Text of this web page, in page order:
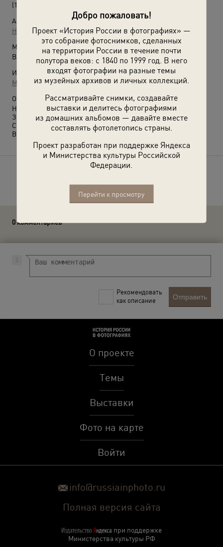
Добро пожаловать!
Проект «История России в фотографиях» —
это собрание фотоснимков, сделанных
на территории России в течение почти
полутора веков: с 1840 по 1999 год. В него
входят фотографии на разные темы
из музейных архивов и личных коллекций.
Рассматривайте снимки, создавайте
выставки и делитесь фотографиями
из домашних альбомов — давайте вместе
составлять фотолетопись страны.
Проект разработан при поддержке Яндекса
и Министерства культуры Российской
Федерации.
Перейти к просмотру
(1910 год)
Автор:
Неизвестный автор
Место съемки:
Владимирская губ., г. Муром
Источники:
Муромский историко-художественный музей
О фотографии:
На обороте надпись в стихах: «Вот товарищ на память тебе/
Знак крепкой любви и признанья/ Одна лишь просьба к тебе/
Сохрани обо мне воспоминанье./ Е. Попов».
Выставка
«Память на обороте» с этой фотографией.
0 комментариев
Рекомендовать
как описание
Отправить
О проекте
Темы
Выставки
Фото на карте
Войти
info@russiainphoto.ru
Полная версия сайта
при поддержке
Министерства культуры РФ